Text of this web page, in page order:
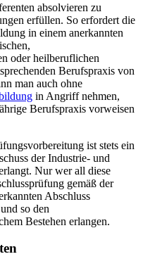
absolvieren zu
erfüllen. So erfordert die
in einem anerkannten
oder heilberuflichen
Berufspraxis von
man auch ohne
in Angriff nehmen,
Berufspraxis vorweisen
ist stets ein
der Industrie- und
Nur wer all diese
gemäß der
Abschluss
so den
Bestehen erlangen.